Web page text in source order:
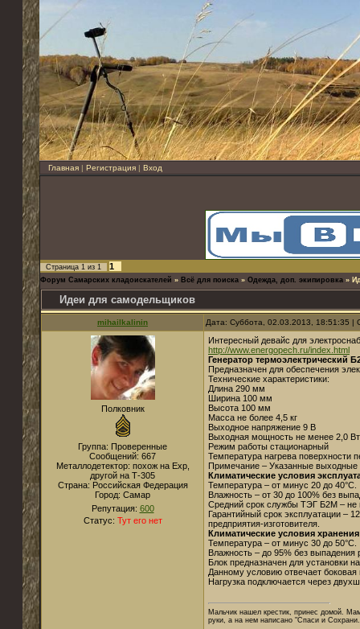
Главная | Регистрация | Вход
Страница 1 из 1 1
Форум Самарских кладоискателей » Всё для поиска » Одежда, доп. экипировка »
Идеи для самодельщиков
mihailkalinin Дата: Суббота, 02.03.2013, 18:51:35
Полковник
Группа: Проверенные
Сообщений: 667
Металлодетектор: похож на Exp,
другой на Т-305
Страна: Российская Федерация
Город: Самар
Репутация: 600
Статус: Тут его нет
Интересный девайс для
http://www.energopech.ru/index.html
Генератор термоэлектрический
Предназначен для обеспечения
Технические характеристики:
Длина 290 мм
Ширина 100 мм
Высота 100 мм
Масса не более 4,5 кг
Выходное напряжение 9 В
Выходная мощность не менее 2,0 Вт
Режим работы стационарный
Температура нагрева поверхности
Примечание – Указанные
Климатические условия
Температура – от минус 20 до 40°С.
Влажность – от 30 до 100% без
Средний срок службы ТЭГ Б2М – не
Гарантийный срок эксплуатации –
предприятия-изготовителя.
Климатические условия хранения
Температура – от минус 30 до 50°С.
Влажность – до 95% без
Блок предназначен для установки
Данному условию отвечает боковая
Нагрузка подключается через
Мальчик нашел крестик, принес домой.
руки, а на нем написано "Спаси и